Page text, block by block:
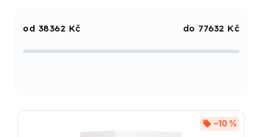
Abecedně
38362 Kč 77632 Kč
–10 %